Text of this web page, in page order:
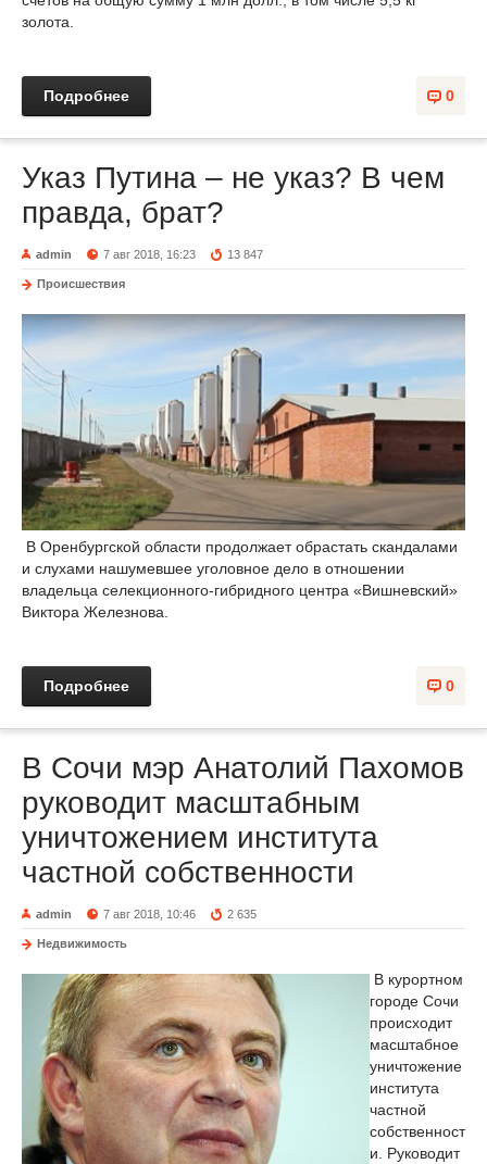
золота.
0
Подробнее
Указ Путина – не указ? В чем
правда, брат?
admin 7 авг 2018, 16:23 13 847
Происшествия
В Оренбургской области продолжает обрастать скандалами
и слухами нашумевшее уголовное дело в отношении
владельца селекционного-гибридного центра «Вишневский»
Виктора Железнова.
0
Подробнее
В Сочи мэр Анатолий Пахомов
руководит масштабным
уничтожением института
частной собственности
admin 7 авг 2018, 10:46 2 635
Недвижимость
В курортном
городе Сочи
происходит
масштабное
уничтожение
института
частной
собственност
и. Руководит